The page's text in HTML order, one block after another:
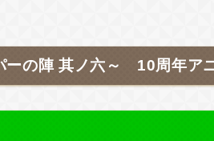
の陣 其ノ六～ 10周年ア